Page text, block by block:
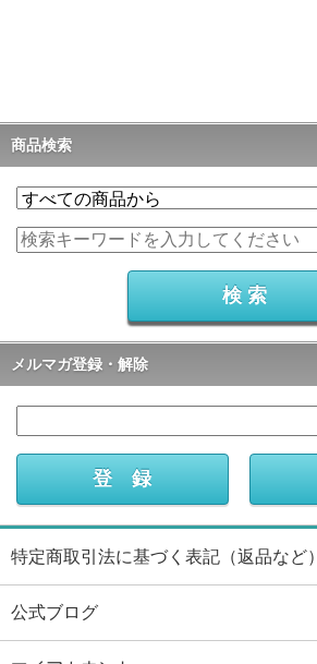
商品検索
メルマガ登録・解除
特定商取引法に基づく表記（返品など）
公式ブログ